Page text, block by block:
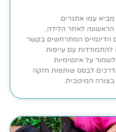
מביא עמו אתגרים
לאחר הלידה.
הדינמיים המתרחשים בקשר
להתמודדות עם עייפות
על אינטימיות
לבסס שותפות חזקה
המיטבית.